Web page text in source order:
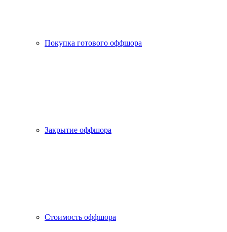
Покупка готового оффшора
Закрытие оффшора
Стоимость оффшора